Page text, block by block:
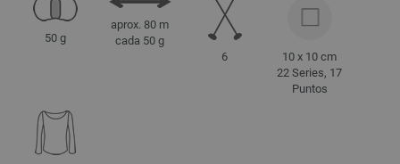
50 g
aprox. 80 m
cada 50 g
6
10 x 10 cm
22 Series, 17
Puntos